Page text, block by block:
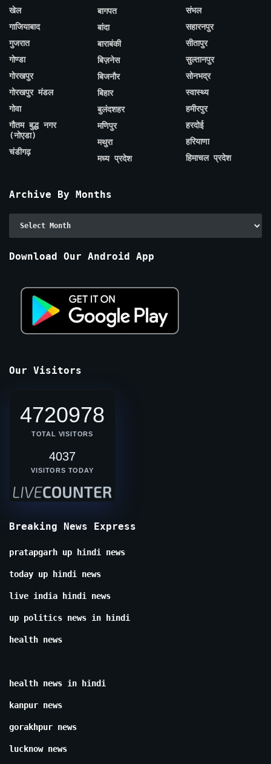
खेल
गाजियाबाद
गुजरात
गोण्डा
गोरखपुर
गोरखपुर मंडल
गोवा
गौतम बुद्ध नगर
(नोएडा)
चंडीगढ़
बागपत
बांदा
बाराबंकी
बिज़नेस
बिजनौर
बिहार
बुलंदशहर
मणिपुर
मथुरा
मध्य प्रदेश
संभल
सहारनपुर
सीतापुर
सुल्तानपुर
सोनभद्र
स्वास्थ्य
हमीरपुर
हरदोई
हरियाणा
हिमाचल प्रदेश
Archive By Months
Download Our Android App
Our Visitors
4720978
TOTAL VISITORS
4037
VISITORS TODAY
Breaking News Express
pratapgarh up hindi news
today up hindi news
live india hindi news
up politics news in hindi
health news
health news in hindi
kanpur news
gorakhpur news
lucknow news